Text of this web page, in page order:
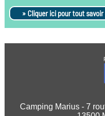
Cliquer ici pour tout
Camping Marius - 7